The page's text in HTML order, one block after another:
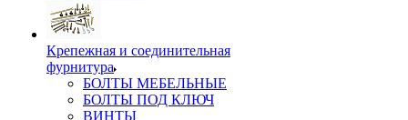
Крепежная и соединительная
фурнитура
БОЛТЫ МЕБЕЛЬНЫЕ
БОЛТЫ ПОД КЛЮЧ
ВИНТЫ